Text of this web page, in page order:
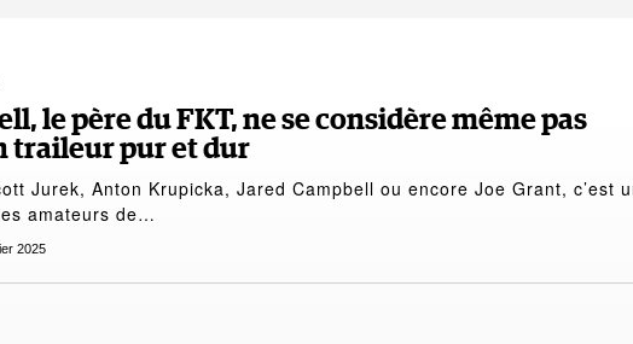
le père du FKT, ne se considère même pas
traileur pur et dur
Jurek, Anton Krupicka, Jared Campbell ou encore Joe Grant, c’est
amateurs de…
2025